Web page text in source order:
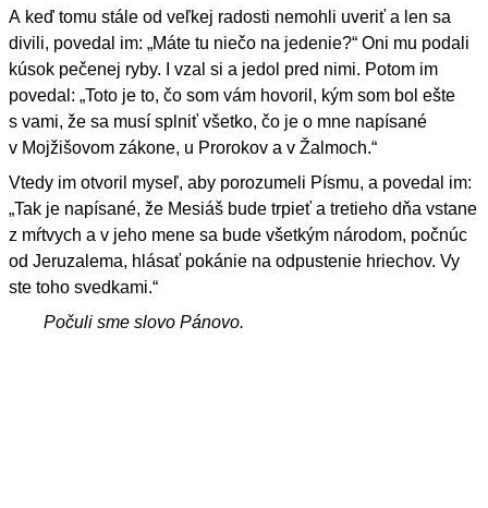
A keď tomu stále od veľkej radosti nemohli uveriť a len sa
divili, povedal im: „Máte tu niečo na jedenie?“ Oni mu podali
kúsok pečenej ryby. I vzal si a jedol pred nimi. Potom im
povedal: „Toto je to, čo som vám hovoril, kým som bol ešte
s vami, že sa musí splniť všetko, čo je o mne napísané
v Mojžišovom zákone, u Prorokov a v Žalmoch.“
Vtedy im otvoril myseľ, aby porozumeli Písmu, a povedal im:
„Tak je napísané, že Mesiáš bude trpieť a tretieho dňa vstane
z mŕtvych a v jeho mene sa bude všetkým národom, počnúc
od Jeruzalema, hlásať pokánie na odpustenie hriechov. Vy
ste toho svedkami.“
Počuli sme slovo Pánovo.